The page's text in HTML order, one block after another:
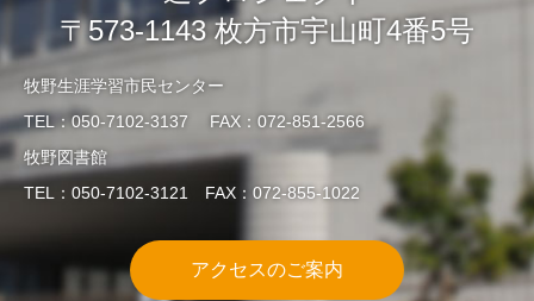
〒573-1143 枚方市宇山町4番5号
牧野生涯学習市民センター
TEL：050-7102-3137 FAX：072-851-2566
牧野図書館
TEL：050-7102-3121 FAX：072-855-1022
アクセスのご案内